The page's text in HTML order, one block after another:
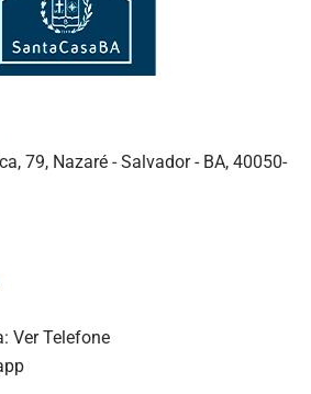
79, Nazaré - Salvador - BA, 40050-
Ver Telefone